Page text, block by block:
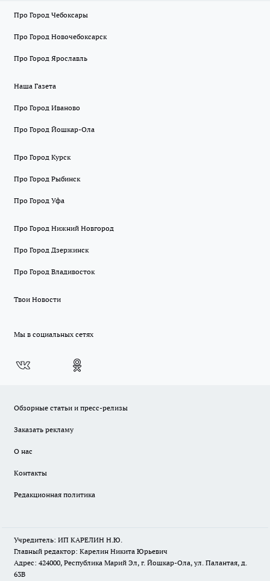
Про Город Чебоксары
Про Город Новочебоксарск
Про Город Ярославль
Наша Газета
Про Город Иваново
Про Город Йошкар-Ола
Про Город Курск
Про Город Рыбинск
Про Город Уфа
Про Город Нижний Новгород
Про Город Дзержинск
Про Город Владивосток
Твои Новости
Мы в социальных сетях
Обзорные статьи и пресс-релизы
Заказать рекламу
О нас
Контакты
Редакционная политика
Учредитель: ИП КАРЕЛИН Н.Ю.
Главный редактор: Карелин Никита Юрьевич
Адрес: 424000, Республика Марий Эл, г. Йошкар-Ола, ул. Палантая, д.
63В